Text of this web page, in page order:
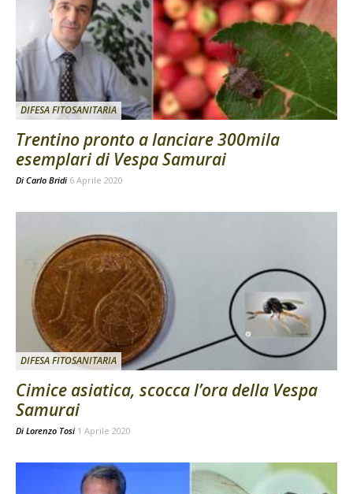
DIFESA FITOSANITARIA
Trentino pronto a lanciare 300mila
esemplari di Vespa Samurai
Di Carlo Bridi 6 Aprile 2020
DIFESA FITOSANITARIA
Cimice asiatica, scocca l’ora della Vespa
Samurai
Di Lorenzo Tosi 1 Aprile 2020